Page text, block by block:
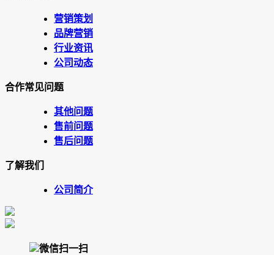
营销策划
品牌营销
行业资讯
公司动态
合作常见问题
其他问题
售前问题
售后问题
了解我们
公司简介
微信扫一扫